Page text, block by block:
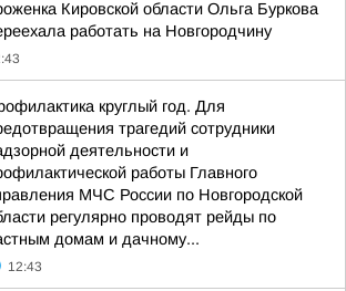
Кировской области Ольга Буркова
работать на Новгородчину
круглый год. Для
трагедий сотрудники
деятельности и
работы Главного
МЧС России по Новгородской
регулярно проводят рейды по
домам и дачному...
12:43